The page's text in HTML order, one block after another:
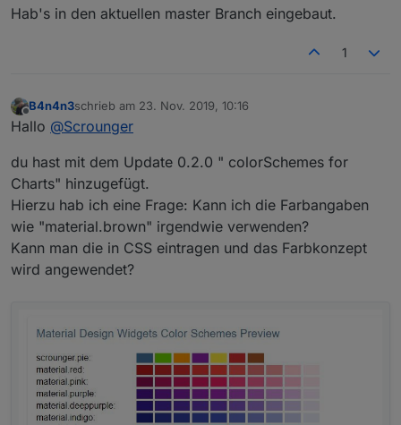
Hab's in den aktuellen master Branch eingebaut.
1
Offline
B4n4n3schrieb am 23. Nov. 2019, 10:16
zuletzt editiert von
Hallo @Scrounger
du hast mit dem Update 0.2.0 " colorSchemes for
Charts" hinzugefügt.
Hierzu hab ich eine Frage: Kann ich die Farbangaben
wie "material.brown" irgendwie verwenden?
Kann man die in CSS eintragen und das Farbkonzept
wird angewendet?